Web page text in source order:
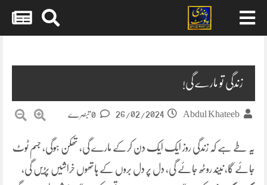
زندگی تو مارے گی!
Abdul Khateeb
26/02/2024
یہ طے ہے کہ زندگی روز ایک ایک دن کرکے مارے گی، تھکن ہوگی، جسم ٹوٹ
جائے گا، نیند روٹھ جائے گی، دل پر دل بروں کے ہاتھوں خراشیں پڑیں گی،